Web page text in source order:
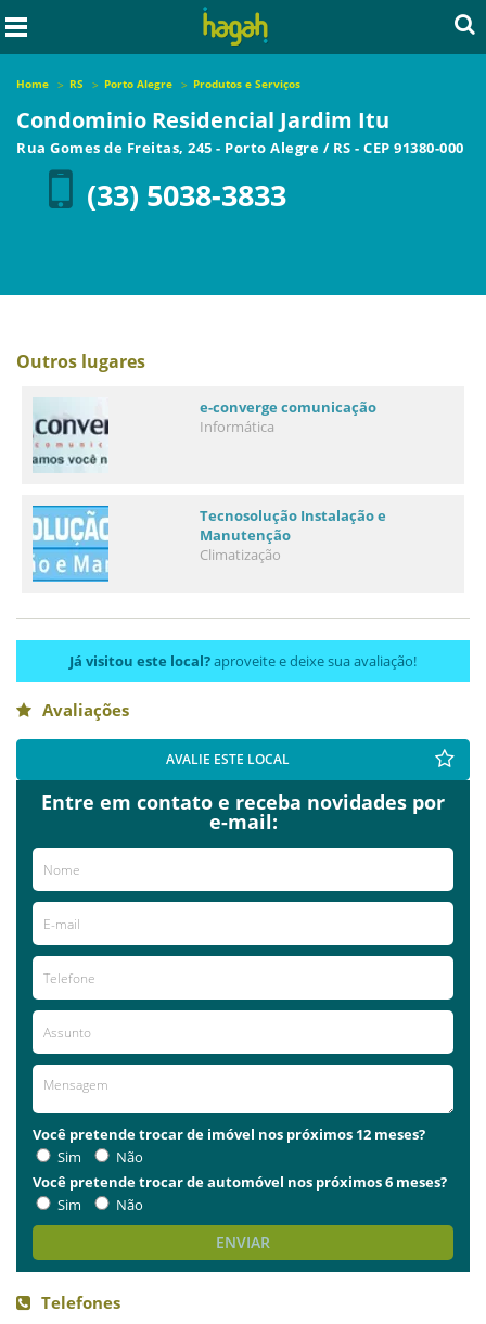
Home RS Porto Alegre Produtos e Serviços
Condominio Residencial Jardim Itu
Rua Gomes de Freitas, 245 - Porto Alegre / RS - CEP 91380-000
(33) 5038-3833
Outros lugares
e-converge comunicação
Informática
Tecnosolução Instalação e
Manutenção
Climatização
Já visitou este local?aproveite e deixe sua avaliação!
Avaliações
AVALIE ESTE LOCAL
Entre em contato e receba novidades por
e-mail:
Você pretende trocar de imóvel nos próximos 12 meses?
Sim
Não
Você pretende trocar de automóvel nos próximos 6 meses?
Sim
Não
ENVIAR
Telefones